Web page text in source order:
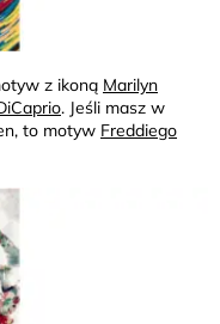
z ikoną Marilyn
. Jeśli masz w
to motyw Freddiego